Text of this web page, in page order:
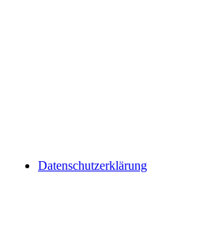
Datenschutzerklärung